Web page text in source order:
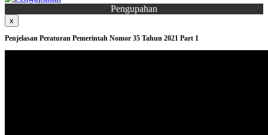
Pengupahan
x
Penjelasan Peraturan Pemerintah Nomor 35 Tahun 2021 Part 1